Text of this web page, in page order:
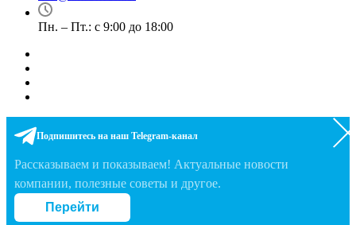
Пн. – Пт.: с 9:00 до 18:00
Подпишитесь на наш Telegram-канал
Рассказываем и показываем! Актуальные новости
компании, полезные советы и другое.
Перейти